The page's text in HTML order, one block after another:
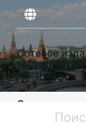
Сетевое
вестник»
Органы
Дегунино в